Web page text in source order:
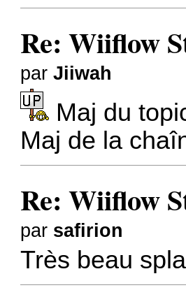
Re: Wiiflow
parJiiwah
Maj du
Maj de la
Re: Wiiflow
par safirion
Très beau